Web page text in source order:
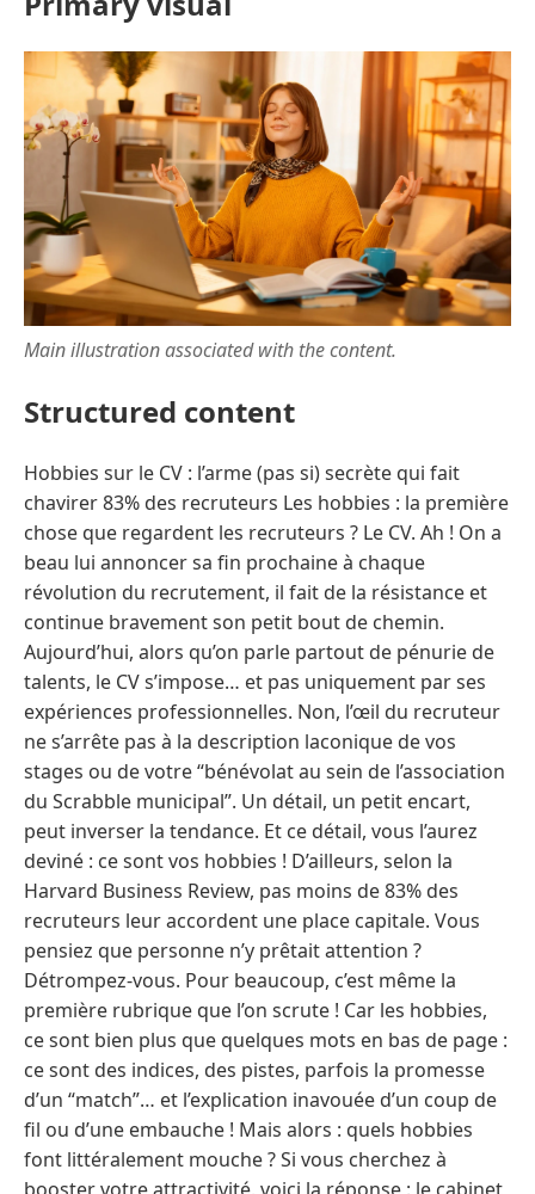
Main illustration associated with the content.
Structured content
Hobbies sur le CV : l’arme (pas si) secrète qui fait
chavirer 83% des recruteurs Les hobbies : la première
chose que regardent les recruteurs ? Le CV. Ah ! On a
beau lui annoncer sa fin prochaine à chaque
révolution du recrutement, il fait de la résistance et
continue bravement son petit bout de chemin.
Aujourd’hui, alors qu’on parle partout de pénurie de
talents, le CV s’impose… et pas uniquement par ses
expériences professionnelles. Non, l’œil du recruteur
ne s’arrête pas à la description laconique de vos
stages ou de votre “bénévolat au sein de l’association
du Scrabble municipal”. Un détail, un petit encart,
peut inverser la tendance. Et ce détail, vous l’aurez
deviné : ce sont vos hobbies ! D’ailleurs, selon la
Harvard Business Review, pas moins de 83% des
recruteurs leur accordent une place capitale. Vous
pensiez que personne n’y prêtait attention ?
Détrompez-vous. Pour beaucoup, c’est même la
première rubrique que l’on scrute ! Car les hobbies,
ce sont bien plus que quelques mots en bas de page :
ce sont des indices, des pistes, parfois la promesse
d’un “match”… et l’explication inavouée d’un coup de
fil ou d’une embauche ! Mais alors : quels hobbies
font littéralement mouche ? Si vous cherchez à
booster votre attractivité, voici la réponse : le cabinet